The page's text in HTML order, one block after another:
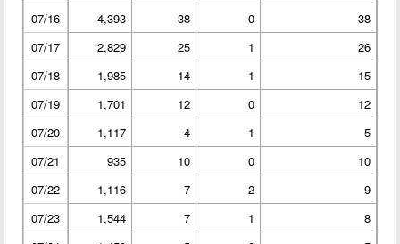
07/16
4,393 38 0
38
07/17
2,829 25 1
26
07/18
1,985 14 1
15
07/19
1,701 12 0
12
07/20
1,117 4 1
5
07/21
935 10 0
10
07/22
1,116 7 2
9
07/23
1,544 7 1
8